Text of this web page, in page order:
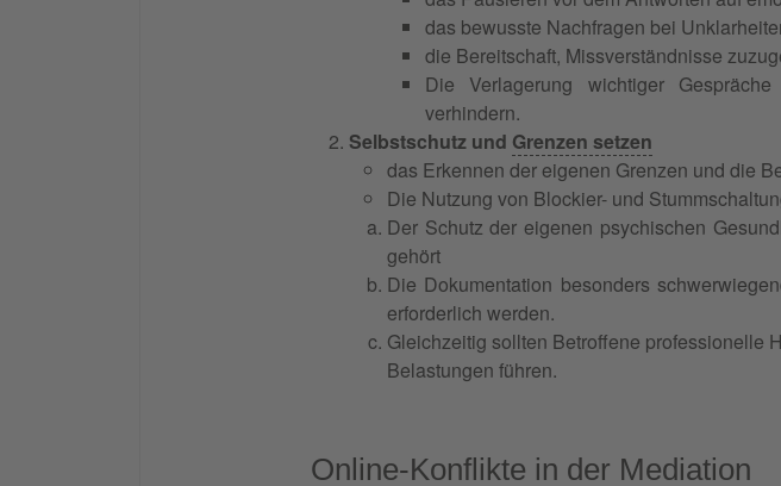
das bewusste Nachfragen bei
die Bereitschaft, Missverständnisse
Die Verlagerung wichtiger
verhindern.
Selbstschutz und Grenzen setzen
das Erkennen der eigenen Grenzen und die
Die Nutzung von Blockier- und
Der Schutz der eigenen psychischen
gehört
Die Dokumentation besonders
erforderlich werden.
Gleichzeitig sollten Betroffene professionelle
Belastungen führen.
Online-Konflikte in der Mediation